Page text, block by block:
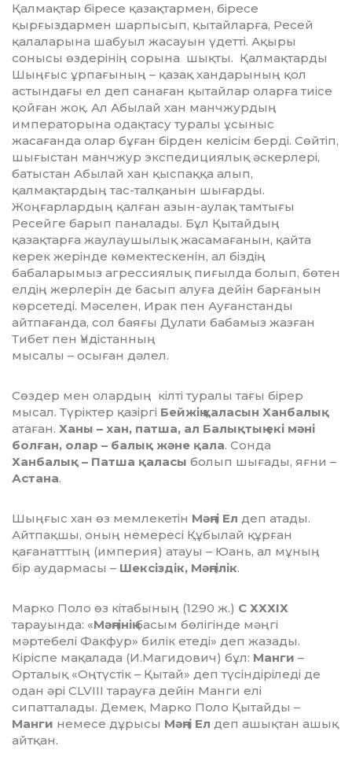
Қалмақтар біресе қазақтармен, біресе
қырғыздармен шарпысып, қытайларға, Ресей
қалаларына шабуыл жасауын үдетті. Ақыры
сонысы өздерінің сорына шықты. Қалмақтарды
Шыңғыс ұрпағының – қазақ хандарының қол
астындағы ел деп санаған қытайлар оларға тиісе
қойған жоқ. Ал Абылай хан манчжурдың
императорына одақтасу туралы ұсыныс
жасағанда олар бұған бірден келісім берді. Сөйтіп,
шығыстан манчжур экспедициялық әскерлері,
батыстан Абылай хан қыспаққа алып,
қалмақтардың тас-талқанын шығарды.
Жоңғарлардың қалған азын-аулақ тамтығы
Ресейге барып паналады. Бұл Қытайдың
қазақтарға жаулаушылық жасамағанын, қайта
керек жерінде көмектескенін, ал біздің
бабаларымыз агрессиялық пиғылда болып, бөтен
елдің жерлерін де басып алуға дейін барғанын
көрсетеді. Мәселен, Ирак пен Ауғанстанды
айтпағанда, сол баяғы Дулати бабамыз жазған
Тибет пен Үндістанның
мысалы – осыған дәлел.
Сөздер мен олардың кілті туралы тағы бірер
мысал. Түріктер қазіргі Бейжің қаласын Ханбалық
атаған. Ханы – хан, патша, ал Балықтың екі мәні
болған, олар – балық және қала. Сонда
Ханбалық – Патша қаласы болып шығады, яғни –
Астана.
Шыңғыс хан өз мемлекетін Мәңгі Ел деп атады.
Айтпақшы, оның немересі Құбылай құрған
қағанатттың (империя) атауы – Юань, ал мұның
бір аудармасы – Шексіздік, Мәңгілік.
Марко Поло өз кітабының (1290 ж.) С ХХХІХ
тарауында: «Мәңгініңбасым бөлігінде мәңгі
мәртебелі Факфур» билік етеді» деп жазады.
Кіріспе мақалада (И.Магидович) бұл: Манги –
Орталық «Оңтүстік – Қытай» деп түсіндіріледі де
одан әрі CLVІІІ тарауға дейін Манги елі
сипатталады. Демек, Марко Поло Қытайды –
Манги немесе дұрысы Мәңгі Ел деп ашықтан ашық
айтқан.